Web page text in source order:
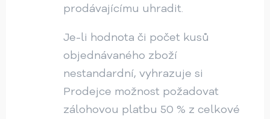
prodávajícímu uhradit.
Je-li hodnota či počet kusů
objednávaného zboží
nestandardní, vyhrazuje si
Prodejce možnost požadovat
zálohovou platbu 50 % z celkové